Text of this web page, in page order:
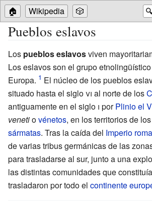
🔍
🏠 Wikipedia 🎲
Pueblos eslavos
Los pueblos eslavosviven
Los eslavos son el grupo
Europa.
El núcleo de los pueblos
situado hasta el siglovi al norte de los
antiguamente en el siglo i porPlinio el
venetiovénetos, en los territorios de
sármatas. Tras la caída del Imperio
de varias tribus germánicas de las
para trasladarse al sur, junto a una
las distintas comunidades que
trasladaron por todo el continente